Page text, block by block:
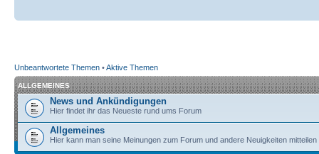
Unbeantwortete Themen •Aktive Themen
ALLGEMEINES
News und Ankündigungen
Hier findet ihr das Neueste rund ums Forum
Allgemeines
Hier kann man seine Meinungen zum Forum und andere Neuigkeiten mitteilen